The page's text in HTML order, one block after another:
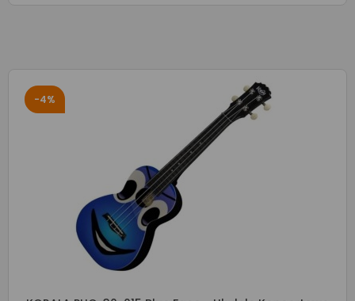
-4%